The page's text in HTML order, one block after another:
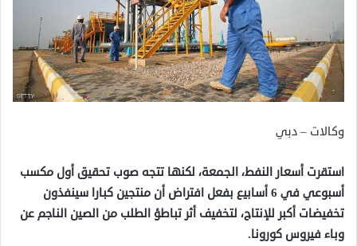
وكالات – دبي
استقرت أسعار النفط، الجمعة، لكنها تتجه صوب تحقيق أول مكسب
أسبوعي في 6 أسابيع بفعل افتراض أن منتجين كبارا سينفذون
تخفيضات أكبر للإنتاج، لتخفيف أثر تباطؤ الطلب من الصين الناجم عن
وباء فيروس كورونا.